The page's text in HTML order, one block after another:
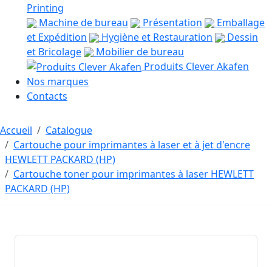
Printing
Machine de bureau
Présentation
Emballage
et Expédition
Hygiène et Restauration
Dessin
et Bricolage
Mobilier de bureau
Produits Clever Akafen
Nos marques
Contacts
Accueil
Catalogue
Cartouche pour imprimantes à laser et à jet d'encre
HEWLETT PACKARD (HP)
Cartouche toner pour imprimantes à laser HEWLETT
PACKARD (HP)